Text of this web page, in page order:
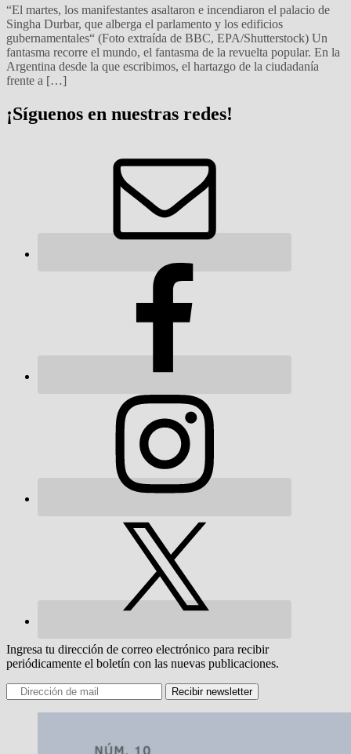
“El martes, los manifestantes asaltaron e incendiaron el palacio de
Singha Durbar, que alberga el parlamento y los edificios
gubernamentales“ (Foto extraída de BBC, EPA/Shutterstock) Un
fantasma recorre el mundo, el fantasma de la revuelta popular. En la
Argentina desde la que escribimos, el hartazgo de la ciudadanía
frente a […]
¡Síguenos en nuestras redes!
Ingresa tu dirección de correo electrónico para recibir
periódicamente el boletín con las nuevas publicaciones.
Recibir newsletter